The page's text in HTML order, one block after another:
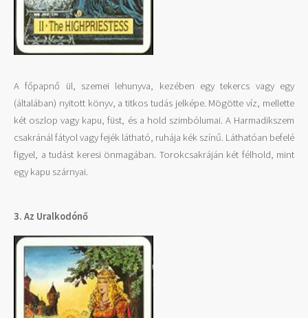
A főpapnő ül, szemei lehunyva, kezében egy tekercs vagy egy
(általában) nyitott könyv, a titkos tudás jelképe. Mögötte víz, mellette
két oszlop vagy kapu, füst, és a hold szimbólumai. A Harmadikszem
csakránál fátyol vagy fejék látható, ruhája kék színű. Láthatóan befelé
figyel, a tudást keresi önmagában. Torokcsakráján két félhold, mint
egy kapu szárnyai.
3. Az Uralkodónő